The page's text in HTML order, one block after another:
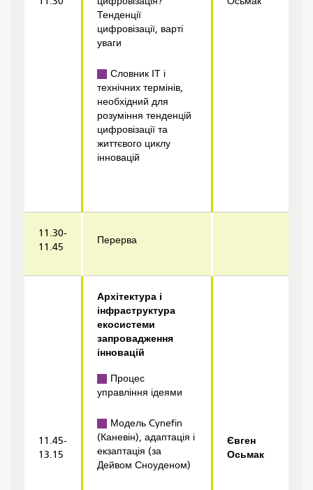
Тенденції
цифровізації, варті
уваги
Словник ІТ і
технічних термінів,
необхідний для
розуміння тенденцій
цифровізації та
життєвого циклу
інновацій
11.30-
11.45
Перерва
11.45-
13.15
Архітектура і
інфраструктура
екосистеми
запровадження
інновацій
Процес
управління ідеями
Модель Cynefin
(Каневін), адаптація і
екзаптація (за
Дейвом Сноуденом)
Євген
Осьмак